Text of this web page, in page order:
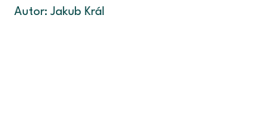
Autor: Jakub Král